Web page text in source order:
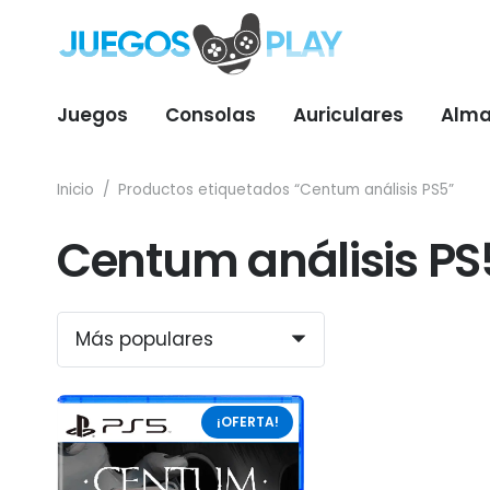
Juegos Consolas Auriculares
Inicio / Productos etiquetados “Centum análisis PS5”
Centum análisis
¡OFERTA!